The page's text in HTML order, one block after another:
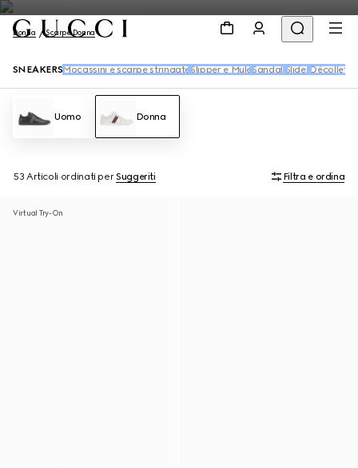
Donna Scarpe Donna
SNEAKERS Mocassini e scarpe stringate Slipper e Mule Sandali Slider Décolleté
Uomo Donna
53 Articoli ordinati perSuggeriti Filtra e ordina
Virtual Try-On